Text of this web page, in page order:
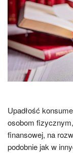
Upadłość
osobom
finansowej, na
podobnie jak w